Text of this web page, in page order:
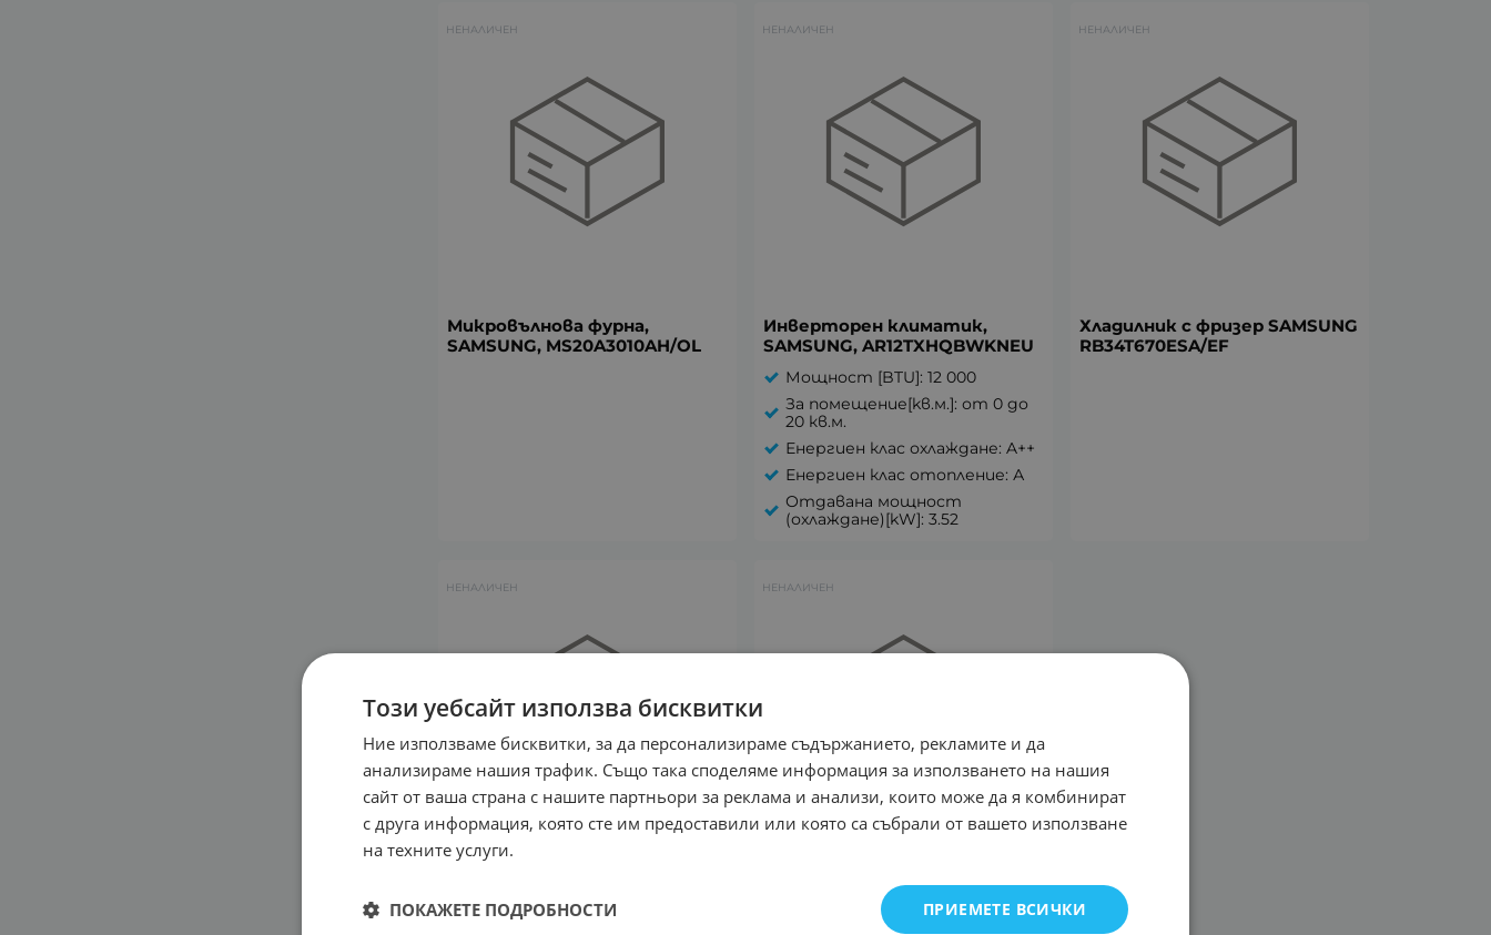
Микровълнова фурна,
SAMSUNG, MS20A3010AH/OL
НЕНАЛИЧЕН
Инверторен климатик,
SAMSUNG, AR12TXHQBWKNEU
Мощност [BTU]: 12 000
За помещение[kв.м.]: от 0 до
20 кв.м.
Енергиен клас охлаждане: A++
Енергиен клас отопление: А
Отдавана мощност
(охлаждане)[kW]: 3.52
НЕНАЛИЧЕН
Хладилник с фризер SAMSUNG
RB34T670ESA/EF
НЕНАЛИЧЕН
Bluetooth слушалка за
мобилен телефон Galaxy J2
НЕНАЛИЧЕН
Прахосмукачка, SAMSUNG,
VC07M25E0WR/GE
НЕНАЛИЧЕН
Този уебсайт използва бисквитки
Ние използваме бисквитки, за да персонализираме съдържанието, рекламите и да
анализираме нашия трафик. Също така споделяме информация за използването на нашия
сайт от ваша страна с нашите партньори за реклама и анализи, които може да я комбинират
с друга информация, която сте им предоставили или която са събрали от вашето използване
на техните услуги.
ПРИЕМЕТЕ ВСИЧКИ
ПОКАЖЕТЕ ПОДРОБНОСТИ